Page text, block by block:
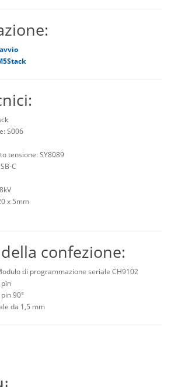
S006
tensione: SY8089
C
x 5mm
confezione:
di programmazione seriale CH9102
90°
da 1,5 mm